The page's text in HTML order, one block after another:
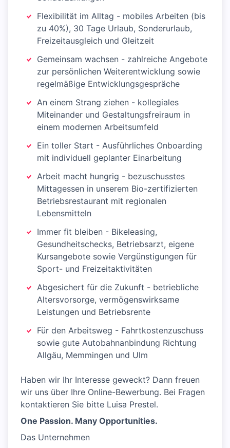
Flexibilität im Alltag - mobiles Arbeiten (bis
zu 40%), 30 Tage Urlaub, Sonderurlaub,
Freizeitausgleich und Gleitzeit
Gemeinsam wachsen - zahlreiche Angebote
zur persönlichen Weiterentwicklung sowie
regelmäßige Entwicklungsgespräche
An einem Strang ziehen - kollegiales
Miteinander und Gestaltungsfreiraum in
einem modernen Arbeitsumfeld
Ein toller Start - Ausführliches Onboarding
mit individuell geplanter Einarbeitung
Arbeit macht hungrig - bezuschusstes
Mittagessen in unserem Bio-zertifizierten
Betriebsrestaurant mit regionalen
Lebensmitteln
Immer fit bleiben - Bikeleasing,
Gesundheitschecks, Betriebsarzt, eigene
Kursangebote sowie Vergünstigungen für
Sport- und Freizeitaktivitäten
Abgesichert für die Zukunft - betriebliche
Altersvorsorge, vermögenswirksame
Leistungen und Betriebsrente
Für den Arbeitsweg - Fahrtkostenzuschuss
sowie gute Autobahnanbindung Richtung
Allgäu, Memmingen und Ulm
Haben wir Ihr Interesse geweckt? Dann freuen
wir uns über Ihre Online-Bewerbung. Bei Fragen
kontaktieren Sie bitte Luisa Prestel.
One Passion. Many Opportunities.
Das Unternehmen